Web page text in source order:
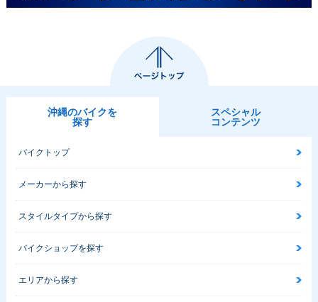
V50
V50
沖縄のバイクを
探す
スペシャル
コンテンツ
バイクトップ
メーカーから探す
スタイルタイプから探す
バイクショップを探す
エリアから探す